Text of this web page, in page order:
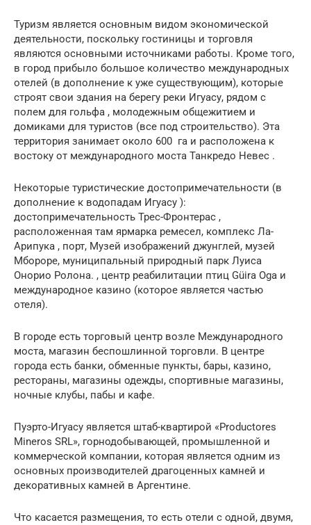
Туризм является основным видом экономической
деятельности, поскольку гостиницы и торговля
являются основными источниками работы. Кроме того,
в город прибыло большое количество международных
отелей (в дополнение к уже существующим), которые
строят свои здания на берегу реки Игуасу, рядом с
полем для гольфа , молодежным общежитием и
домиками для туристов (все под строительство). Эта
территория занимает около 600 га и расположена к
востоку от международного моста Танкредо Невес .
Некоторые туристические достопримечательности (в
дополнение к водопадам Игуасу ):
достопримечательность Трес-Фронтерас ,
расположенная там ярмарка ремесел, комплекс Ла-
Арипука , порт, Музей изображений джунглей, музей
Мбороре, муниципальный природный парк Луиса
Онорио Ролона. , центр реабилитации птиц Güira Oga и
международное казино (которое является частью
отеля).
В городе есть торговый центр возле Международного
моста, магазин беспошлинной торговли. В центре
города есть банки, обменные пункты, бары, казино,
рестораны, магазины одежды, спортивные магазины,
ночные клубы, пабы и кафе.
Пуэрто-Игуасу является штаб-квартирой «Productores
Mineros SRL», горнодобывающей, промышленной и
коммерческой компании, которая является одним из
основных производителей драгоценных камней и
декоративных камней в Аргентине.
Что касается размещения, то есть отели с одной, двумя,